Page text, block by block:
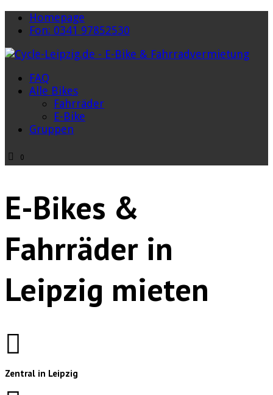
Homepage
Fon: 0341 97852530
FAQ
Alle Bikes
Fahrräder
E-Bike
Gruppen
0
E-Bikes &
Fahrräder in
Leipzig mieten
Zentral in Leipzig